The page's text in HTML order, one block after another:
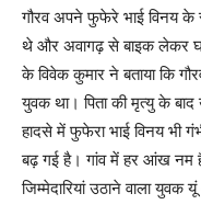
गौरव अपने फुफेरे भाई विनय के
थे और अवागढ़ से बाइक लेकर
के विवेक कुमार ने बताया कि
युवक था। पिता की मृत्यु के बाद
हादसे में फुफेरा भाई विनय भी
बढ़ गई है। गांव में हर आंख नम
जिम्मेदारियां उठाने वाला